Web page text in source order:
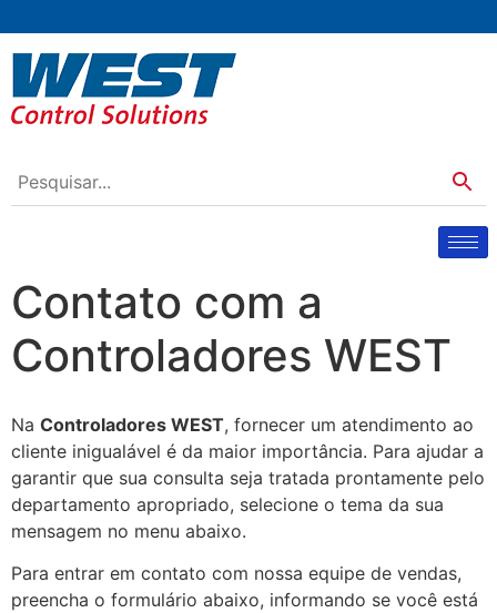
Contato com a
Controladores WEST
Na Controladores WEST, fornecer um atendimento ao
cliente inigualável é da maior importância. Para ajudar a
garantir que sua consulta seja tratada prontamente pelo
departamento apropriado, selecione o tema da sua
mensagem no menu abaixo.
Para entrar em contato com nossa equipe de vendas,
preencha o formulário abaixo, informando se você está